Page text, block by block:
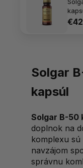
Solgar
kapsúl
Solgar B-50
doplnok na
komplexu
navzájom
správnu